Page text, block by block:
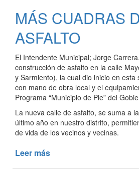
LA
CONSTRUCCIÓN
DE
CALLES
DE
ASFALTO
MÁS CUADRAS
ASFALTO
El Intendente Municipal; Jorge
construcción de asfalto en la calle
y Sarmiento), la cual dio inicio en esta
con mano de obra local y el
Programa “Municipio de Pie” del
La nueva calle de asfalto, se suma a
último año en nuestro distrito,
de vida de los vecinos y vecinas.
Leer más